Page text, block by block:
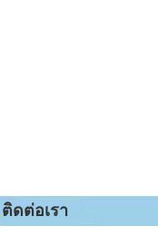
ติดต่อเรา